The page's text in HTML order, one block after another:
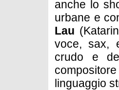
anche lo
urbane e
Lau
voce, sax,
crudo e
linguaggio